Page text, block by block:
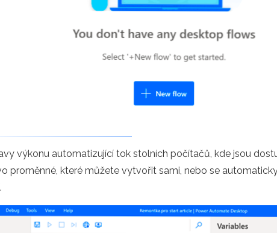
výkonu automatizující tok stolních počítačů, kde jsou
proměnné, které můžete vytvořit sami, nebo se